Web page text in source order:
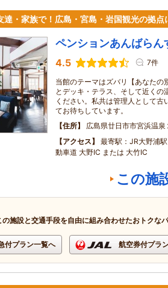
達・家族で！広島・宮島・岩国観光の拠点
ペンションあんばらん
4.5 7件
当館のテーマはズバリ【あなた
とデッキ・テラス、そして近くの
ください。私共は管理人として古
てお待ちしています。
住所
広島県廿日市市宮浜温
アクセス
最寄駅：JR大野浦
動車道 大野IC または 大竹IC
この施
の施設と交通手段を自由に組み合わせたおトクな
付プラン一覧へ 航空券付プラ